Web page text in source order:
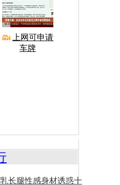
上网可申请
车牌
长腿性感身材诱惑十